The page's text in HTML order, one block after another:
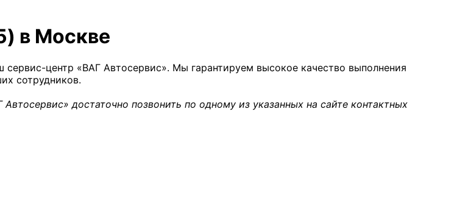
в Москве
центр «ВАГ Автосервис». Мы гарантируем высокое качество выполнения
сотрудников.
достаточно позвонить по одному из указанных на сайте контактных